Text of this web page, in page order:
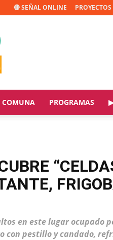
🔴 SEÑAL ONLINE PROYECTOS
COMUNA PROGRAMAS
en este lugar ocupado
pestillo y candado,